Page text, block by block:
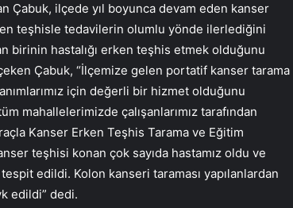
Çabuk, ilçede yıl boyunca devam eden kanser
teşhisle tedavilerin olumlu yönde ilerlediğini
birinin hastalığı erken teşhis etmek olduğunu
Çabuk, “İlçemize gelen portatif kanser tarama
için değerli bir hizmet olduğunu
mahallelerimizde çalışanlarımız tarafından
Kanser Erken Teşhis Tarama ve Eğitim
teşhisi konan çok sayıda hastamız oldu ve
edildi. Kolon kanseri taraması yapılanlardan
edildi” dedi.